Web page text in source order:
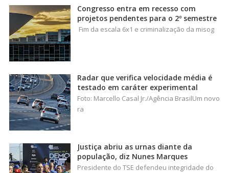
Congresso entra em recesso com
projetos pendentes para o 2º semestre
Fim da escala 6x1 e criminalização da misog
Radar que verifica velocidade média é
testado em caráter experimental
Foto: Marcello Casal Jr./Agência BrasilUm novo
ra
Justiça abriu as urnas diante da
população, diz Nunes Marques
Presidente do TSE defendeu integridade do